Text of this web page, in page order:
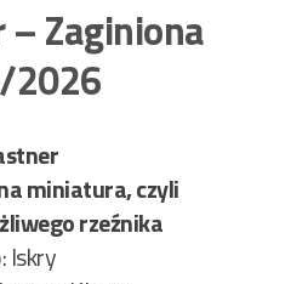
– Zaginiona
2026
miniatura, czyli
rzeźnika
Iskry